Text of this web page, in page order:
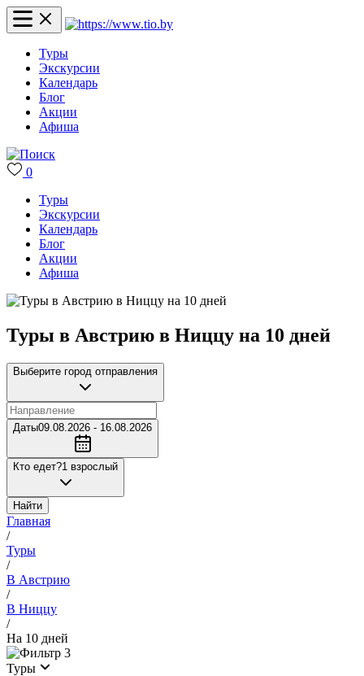
Туры
Экскурсии
Календарь
Блог
Акции
Афиша
0
Туры
Экскурсии
Календарь
Блог
Акции
Афиша
Туры в Австрию в Ниццу на 10 дней
Выберите город отправления
Даты09.08.2026 - 16.08.2026
Кто едет?1 взрослый
Найти
Главная
/
Туры
/
В Австрию
/
В Ниццу
/
На 10 дней
3
Туры